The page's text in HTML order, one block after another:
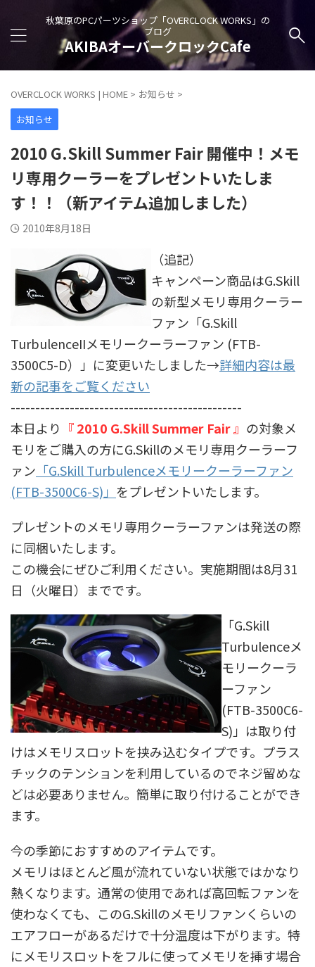
秋葉原のPCパーツショップ「OVERCLOCK WORKS」の
ブログ
AKIBAオーバークロックCafe
OVERCLOCK WORKS | HOME > お知らせ >
お知らせ
2010 G.Skill Summer Fair 開催中！メモ
リ専用クーラーをプレゼントいたしま
す！！（新アイテム追加しました）
2010年8月18日
（追記）
キャンペーン商品はG.Skill
の新型メモリ専用クーラー
ファン「G.Skill
TurbulenceIIメモリークーラーファン (FTB-
3500C5-D）」に変更いたしました→詳細内容は最
新の記事をご覧ください
-----------------------------------------------
本日より 『 2010 G.Skill Summer Fair 』 の対象メ
モリをご購入の方にG.Skillのメモリ専用クーラーフ
ァン 「G.Skill Turbulenceメモリークーラーファン
(FTB-3500C6-S)」 をプレゼントいたします。
プレゼントのメモリ専用クーラーファンは発送の際
に同梱いたします。
この機会にぜひご利用ください。実施期間は8月31
日（火曜日）までです。
「G.Skill
Turbulenceメ
モリークーラ
ーファン
(FTB-3500C6-
S)」は取り付
けはメモリスロットを挟み込むタイプです。プラス
チックのテンションを利用しているのでネジ留めな
どは必要ありません。簡単に取り付けることができ
ます。
今の季節におすすめのアイテムです。
メモリはほとんど風が流れていない状態ではかなり
熱くなります。通常の使用であれば高回転ファンを
使わなくても、このG.Skillのメモリファンくらいの
エアフローがあるだけで十分温度は下がります。特
にメモリスロットをフルに使ってメモリを挿す場合